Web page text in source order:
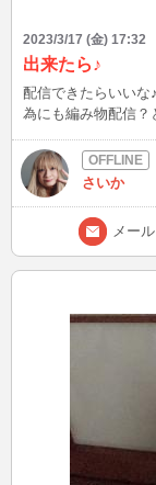
2023/3/17 (金) 17:32
出来たら♪
配信できたらいいな
為にも編み物配信？
さいか
メール